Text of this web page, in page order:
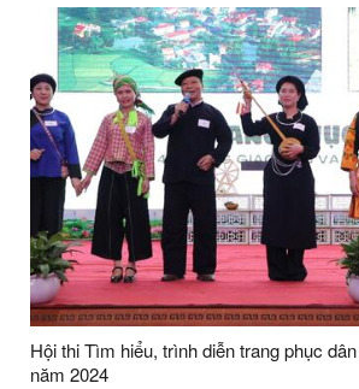
Hội thi Tìm hiểu, trình diễn trang phục
năm 2024